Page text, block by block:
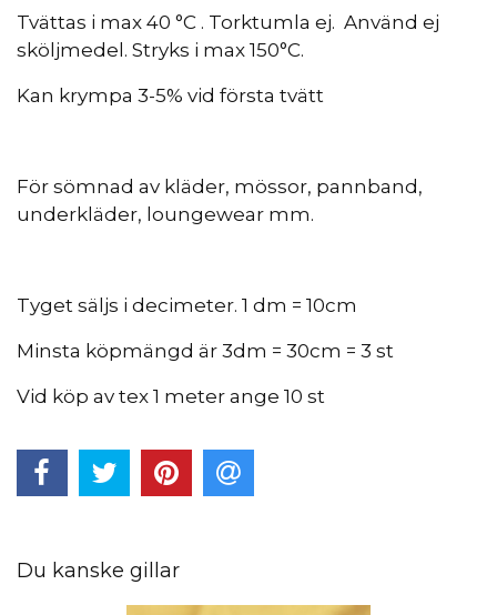
Tvättas i max 40 °C . Torktumla ej. Använd ej
sköljmedel. Stryks i max 150°C.
Kan krympa 3-5% vid första tvätt
För sömnad av kläder, mössor, pannband,
underkläder, loungewear mm.
Tyget säljs i decimeter. 1 dm = 10cm
Minsta köpmängd är 3dm = 30cm = 3 st
Vid köp av tex 1 meter ange 10 st
Du kanske gillar